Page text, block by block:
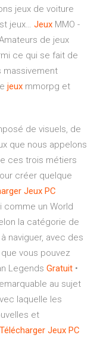
jeux de voiture
jeux… Jeux MMO -
de jeux
ce qui se fait de
massivement
jeux mmorpg et
de visuels, de
que nous appelons
ces trois métiers
créer quelque
Jeux PC
comme un World
la catégorie de
naviguer, avec des
vous pouvez
Legends Gratuit •
au sujet
laquelle les
et
Télécharger Jeux PC